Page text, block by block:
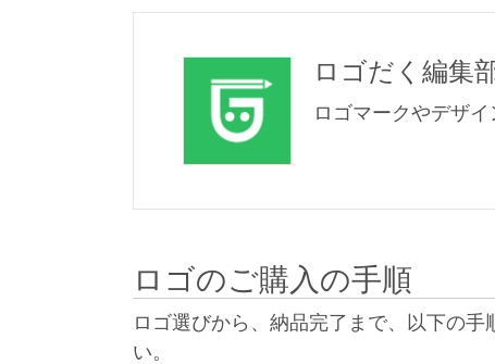
ロゴだく編集
ロゴマークやデザ
ロゴのご購入の手順
ロゴ選びから、納品完了まで、以下の
い。